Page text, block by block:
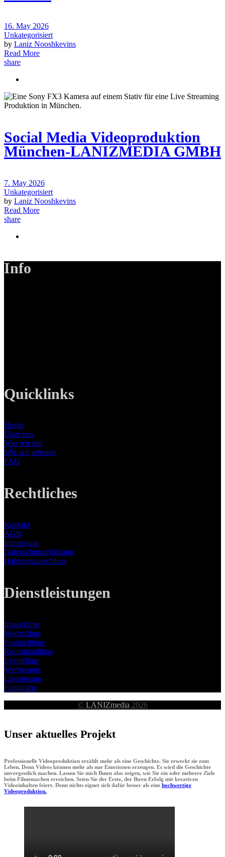
16. May 2026
Unkategorisiert
by Laniz Nooshkevins
Read More
share
Social Media Videoproduktion
München-LANIZMEDIA GMBH
7. May 2026
Unkategorisiert
by Laniz Nooshkevins
Read More
share
Info
Quicklinks
Home
Über uns
Was wir tun
Wie wir arbeiten
FAQ
Rechtliches
Kontakt
AGB
Impressum
Datenschutzerklärung
Haftungsausschluss
Dienstleistungen
Imagefilme
Werbefilme
Produktfilme
Recruitingfilme
Eventfilme
Werbespots
Livestreams
Fotografie
© LANIZmedia 2026
Unser aktuelles Projekt
Professionelle Videoproduktion erzählt mehr als eine Geschichte. Sie erweckt sie zum
Leben. Denn Videos können mehr als nur Emotionen erzeugen. Es wird die Geschichte
unvergesslich machen. Lassen Sie mich Ihnen also zeigen, wie Sie ein oder mehrere Ziele
beim Filmemachen erreichen. Seien Sie der Erste, der Ihren Erfolg mit kreativen
Videoinhalten feiert. Denn nichts eignet sich dafür besser als eine hochwertige
Videoproduktion.